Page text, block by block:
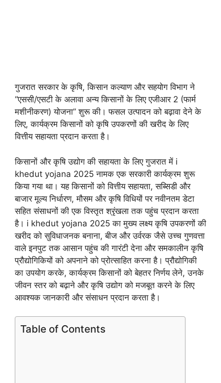
गुजरात सरकार के कृषि, किसान कल्याण और सहयोग विभाग ने
“एससी/एसटी के अलावा अन्य किसानों के लिए एजीआर 2 (फार्म
मशीनीकरण) योजना” शुरू की। फसल उत्पादन को बढ़ावा देने के
लिए, कार्यक्रम किसानों को कृषि उपकरणों की खरीद के लिए
वित्तीय सहायता प्रदान करता है।
किसानों और कृषि उद्योग की सहायता के लिए गुजरात में i
khedut yojana 2025 नामक एक सरकारी कार्यक्रम शुरू
किया गया था। यह किसानों को वित्तीय सहायता, सब्सिडी और
बाजार मूल्य निर्धारण, मौसम और कृषि विधियों पर नवीनतम डेटा
सहित संसाधनों की एक विस्तृत श्रृंखला तक पहुंच प्रदान करता
है। i khedut yojana 2025 का मुख्य लक्ष्य कृषि उपकरणों की
खरीद को सुविधाजनक बनाना, बीज और उर्वरक जैसे उच्च गुणवत्ता
वाले इनपुट तक आसान पहुंच की गारंटी देना और समकालीन कृषि
प्रौद्योगिकियों को अपनाने को प्रोत्साहित करना है। प्रौद्योगिकी
का उपयोग करके, कार्यक्रम किसानों को बेहतर निर्णय लेने, उनके
जीवन स्तर को बढ़ाने और कृषि उद्योग को मजबूत करने के लिए
आवश्यक जानकारी और संसाधन प्रदान करता है।
Table of Contents